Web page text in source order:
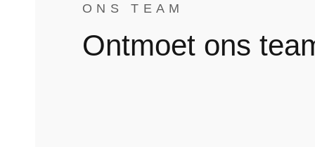
ONS TEAM
Ontmoet ons